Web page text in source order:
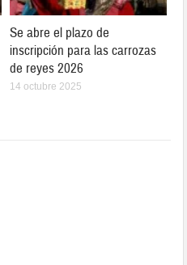
Se abre el plazo de
inscripción para las carrozas
de reyes 2026
14 octubre 2025